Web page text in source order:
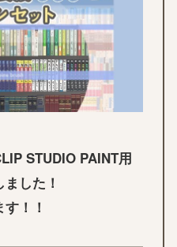
STUDIO PAINT用
した！
！！